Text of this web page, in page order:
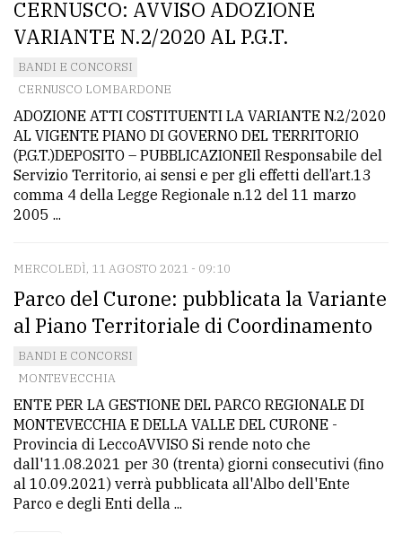
CERNUSCO: AVVISO ADOZIONE
VARIANTE N.2/2020 AL P.G.T.
BANDI E CONCORSI
CERNUSCO LOMBARDONE
ADOZIONE ATTI COSTITUENTI LA VARIANTE N.2/2020
AL VIGENTE PIANO DI GOVERNO DEL TERRITORIO
(P.G.T.)DEPOSITO – PUBBLICAZIONEIl Responsabile del
Servizio Territorio, ai sensi e per gli effetti dell’art.13
comma 4 della Legge Regionale n.12 del 11 marzo
2005 ...
MERCOLEDÌ, 11 AGOSTO 2021 - 09:10
Parco del Curone: pubblicata la Variante
al Piano Territoriale di Coordinamento
BANDI E CONCORSI
MONTEVECCHIA
ENTE PER LA GESTIONE DEL PARCO REGIONALE DI
MONTEVECCHIA E DELLA VALLE DEL CURONE -
Provincia di LeccoAVVISO Si rende noto che
dall'11.08.2021 per 30 (trenta) giorni consecutivi (fino
al 10.09.2021) verrà pubblicata all'Albo dell'Ente
Parco e degli Enti della ...